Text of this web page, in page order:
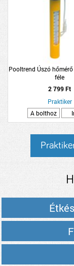
Pooltrend Úszó
féle
2 799 Ft
Praktiker
A bolthoz